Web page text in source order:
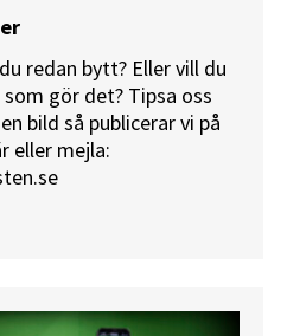
redan bytt? Eller vill du
gör det? Tipsa oss
bild så publicerar vi på
eller mejla: